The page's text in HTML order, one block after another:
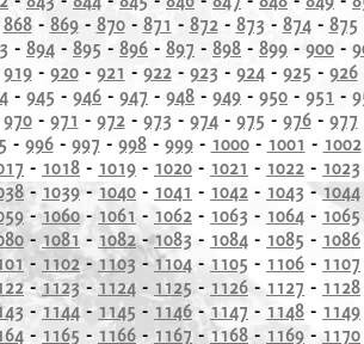
868- 869- 870- 871 - 872- 873 - 874- 875
- 894 - 895 - 896 - 897 - 898 - 899 - 900 -
919- 920- 921 - 922- 923 - 924- 925 - 926
- 945 - 946 - 947 - 948 - 949 - 950 - 951 -
970- 971 - 972- 973 - 974- 975 - 976- 977
- 996- 997 - 998- 999- 1000- 1001 - 1002
- 1018 - 1019 - 1020 - 1021 - 1022 - 1023
- 1039 -1040 - 1041 - 1042 - 1043 - 1044
-1060- 1061 - 1062 - 1063 - 1064 - 1065
-1081 - 1082-1083 - 1084 - 1085 - 1086
- 1102-1103 -1104 - 1105 - 1106 - 1107
- 1123-1124 - 1125 - 1126 - 1127 - 1128
- 1144 - 1145 - 1146 -1147 - 1148 - 1149
- 1165 - 1166 - 1167 - 1168 - 1169 - 1170